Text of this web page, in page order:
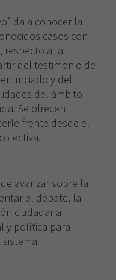
da a conocer la
casos con
respecto a la
del testimonio de
y del
del ámbito
Se ofrecen
frente desde el
avanzar sobre la
el debate, la
ciudadana
y política para